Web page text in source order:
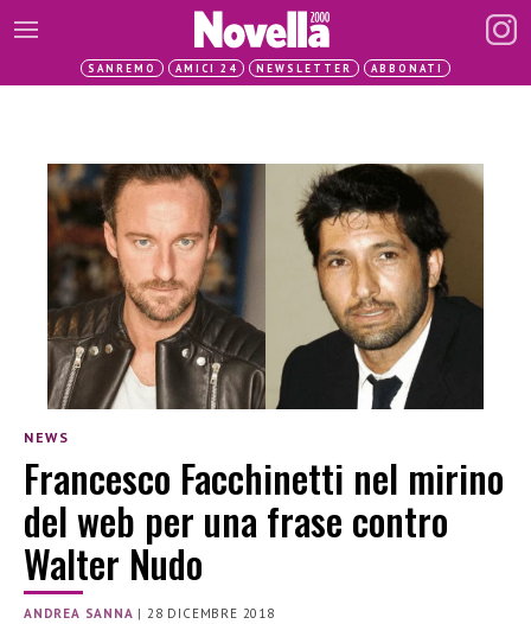
SANREMO AMICI 24 NEWSLETTER ABBONATI
NEWS
Francesco Facchinetti nel mirino
del web per una frase contro
Walter Nudo
ANDREA SANNA |28 DICEMBRE 2018